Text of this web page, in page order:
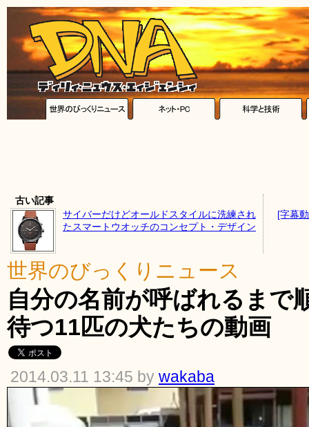
古い記事
サイバーだけどオールドスタイルに洗練され
たスマートウオッチのコンセプト・デザイン
[字幕
世界のびっくりニュース
自分の名前が呼ばれるまで
待つ11匹の犬たちの動画
2014.03.11 13:45 by wakaba